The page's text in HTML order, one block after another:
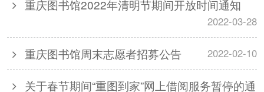
重庆图书馆2022年清明节期间开放时间通知
2022-03-28
重庆图书馆周末志愿者招募公告 2022-02-10
关于春节期间“重图到家”网上借阅服务暂停的通